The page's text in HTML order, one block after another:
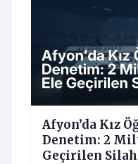
Afyon’da Kız
Denetim: 2
Geçirilen